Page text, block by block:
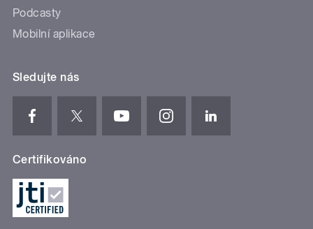
Podcasty
Mobilní aplikace
Sledujte nás
Certifikováno